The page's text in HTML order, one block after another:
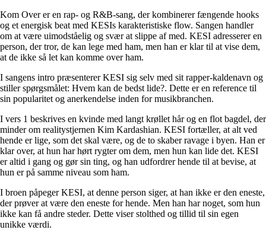
Kom Over er en rap- og R&B-sang, der kombinerer fængende hooks
og et energisk beat med KESIs karakteristiske flow. Sangen handler
om at være uimodståelig og svær at slippe af med. KESI adresserer en
person, der tror, de kan lege med ham, men han er klar til at vise dem,
at de ikke så let kan komme over ham.
I sangens intro præsenterer KESI sig selv med sit rapper-kaldenavn og
stiller spørgsmålet: Hvem kan de bedst lide?. Dette er en reference til
sin popularitet og anerkendelse inden for musikbranchen.
I vers 1 beskrives en kvinde med langt krøllet hår og en flot bagdel, der
minder om realitystjernen Kim Kardashian. KESI fortæller, at alt ved
hende er lige, som det skal være, og de to skaber ravage i byen. Han er
klar over, at hun har hørt rygter om dem, men hun kan lide det. KESI
er altid i gang og gør sin ting, og han udfordrer hende til at bevise, at
hun er på samme niveau som ham.
I broen påpeger KESI, at denne person siger, at han ikke er den eneste,
der prøver at være den eneste for hende. Men han har noget, som hun
ikke kan få andre steder. Dette viser stolthed og tillid til sin egen
unikke værdi.